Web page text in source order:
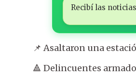
Recibí las
📌 Asaltaron una
🔺 Delincuentes